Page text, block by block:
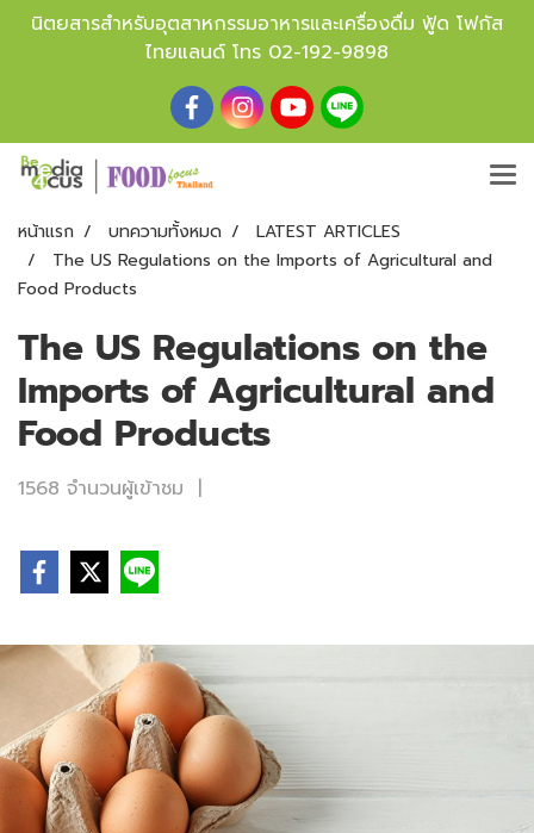
นิตยสารสำหรับอุตสาหกรรมอาหารและเครื่องดื่ม ฟู้ด โฟกัส
ไทยแลนด์ โทร 02-192-9898
หน้าแรก บทความทั้งหมด
LATEST ARTICLES
The US Regulations on the Imports of Agricultural and
Food Products
The US Regulations on the
Imports of Agricultural and
Food Products
1568 จำนวนผู้เข้าชม |